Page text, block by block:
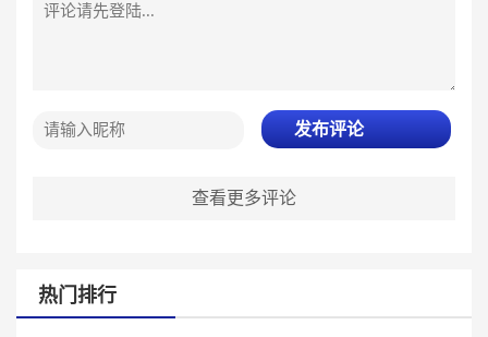
发布评论
查看更多评论
热门排行